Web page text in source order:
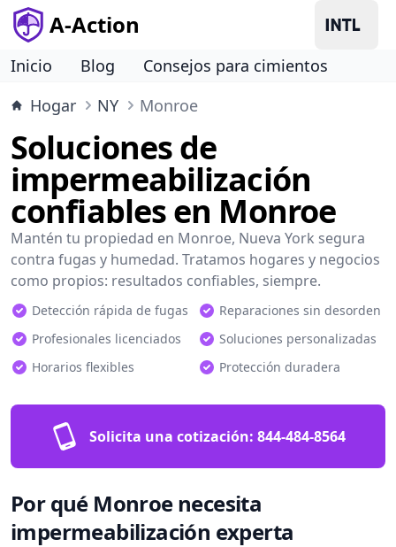
A-Action
Inicio Blog
Consejos para cimientos
Hogar
NY Monroe
Soluciones de
impermeabilización
confiables en Monroe
Mantén tu propiedad en Monroe, Nueva York segura
contra fugas y humedad. Tratamos hogares y negocios
como propios: resultados confiables, siempre.
Detección rápida de fugas
Reparaciones sin desorden
Profesionales licenciados
Soluciones personalizadas
Horarios flexibles
Protección duradera
Solicita una cotización: 844-484-8564
Por qué Monroe necesita
impermeabilización experta